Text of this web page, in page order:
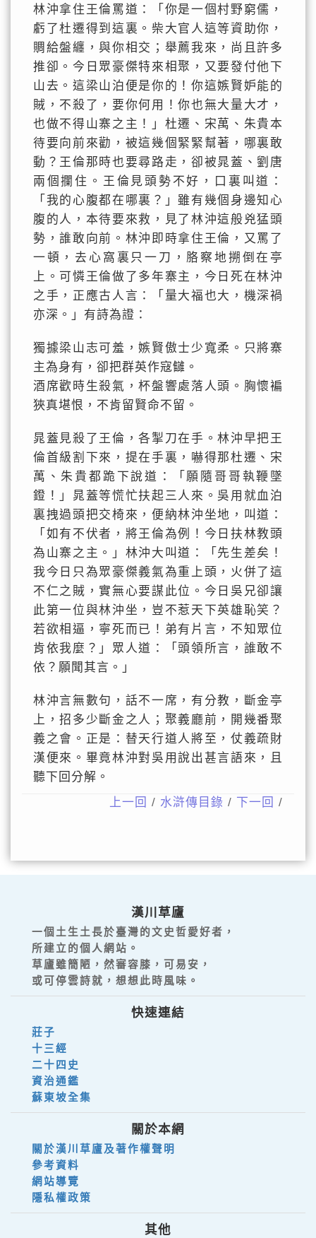
林沖拿住王倫罵道：「你是一個村野窮儒，
虧了杜遷得到這裏。柴大官人這等資助你，
賙給盤纏，與你相交；舉薦我來，尚且許多
推卻。今日眾豪傑特來相聚，又要發付他下
山去。這梁山泊便是你的！你這嫉賢妒能的
賊，不殺了，要你何用！你也無大量大才，
也做不得山寨之主！」杜遷、宋萬、朱貴本
待要向前來勸，被這幾個緊緊幫著，哪裏敢
動？王倫那時也要尋路走，卻被晁蓋、劉唐
兩個攔住。王倫見頭勢不好，口裏叫道：
「我的心腹都在哪裏？」雖有幾個身邊知心
腹的人，本待要來救，見了林沖這般兇猛頭
勢，誰敢向前。林沖即時拿住王倫，又罵了
一頓，去心窩裏只一刀，胳察地搠倒在亭
上。可憐王倫做了多年寨主，今日死在林沖
之手，正應古人言：「量大福也大，機深禍
亦深。」有詩為證：
獨據梁山志可羞，嫉賢傲士少寬柔。只將寨
主為身有，卻把群英作寇讎。
酒席歡時生殺氣，杯盤響處落人頭。胸懷褊
狹真堪恨，不肯留賢命不留。
晁蓋見殺了王倫，各掣刀在手。林沖早把王
倫首級割下來，提在手裏，嚇得那杜遷、宋
萬、朱貴都跪下說道：「願隨哥哥執鞭墜
鐙！」晁蓋等慌忙扶起三人來。吳用就血泊
裏拽過頭把交椅來，便納林沖坐地，叫道：
「如有不伏者，將王倫為例！今日扶林教頭
為山寨之主。」林沖大叫道：「先生差矣！
我今日只為眾豪傑義氣為重上頭，火併了這
不仁之賊，實無心要謀此位。今日吳兄卻讓
此第一位與林沖坐，豈不惹天下英雄恥笑？
若欲相逼，寧死而已！弟有片言，不知眾位
肯依我麼？」眾人道：「頭領所言，誰敢不
依？願聞其言。」
林沖言無數句，話不一席，有分教，斷金亭
上，招多少斷金之人；聚義廳前，開幾番聚
義之會。正是：替天行道人將至，仗義疏財
漢便來。畢竟林沖對吳用說出甚言語來，且
聽下回分解。
上一回 / 水滸傳目錄 / 下一回 /
漢川草廬
一個土生土長於臺灣的文史哲愛好者，
所建立的個人網站。
草廬雖簡陋，然審容膝，可易安，
或可停雲詩就，想想此時風味。
快速連結
莊子
十三經
二十四史
資治通鑑
蘇東坡全集
關於本網
關於漢川草廬及著作權聲明
參考資料
網站導覽
隱私權政策
其他